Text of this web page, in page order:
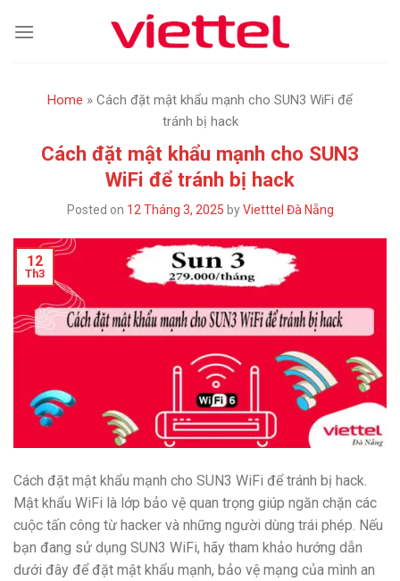
Home » Cách đặt mật khẩu mạnh cho SUN3 WiFi để
tránh bị hack
Cách đặt mật khẩu mạnh cho SUN3
WiFi để tránh bị hack
Posted on 12 Tháng 3, 2025 byVietttel Đà Nẵng
12
Th3
Cách đặt mật khẩu mạnh cho SUN3 WiFi để tránh bị hack.
Mật khẩu WiFi là lớp bảo vệ quan trọng giúp ngăn chặn các
cuộc tấn công từ hacker và những người dùng trái phép. Nếu
bạn đang sử dụng SUN3 WiFi, hãy tham khảo hướng dẫn
dưới đây để đặt mật khẩu mạnh, bảo vệ mạng của mình an